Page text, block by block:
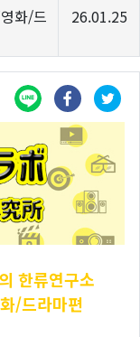
화/드
26.01.25
한류연구소
/드라마편